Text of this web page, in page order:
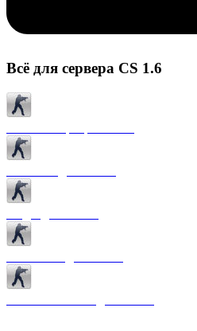
Всё для сервера CS 1.6